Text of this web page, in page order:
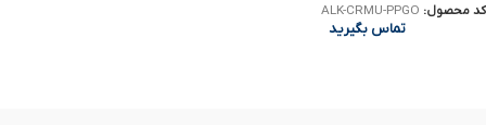
کد محصول: ALK-CRMU-PPGO
تماس بگیرید